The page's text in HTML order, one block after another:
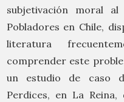
subjetivación moral
Pobladores en Chile,
literatura
comprender este
un estudio de caso
Perdices, en La